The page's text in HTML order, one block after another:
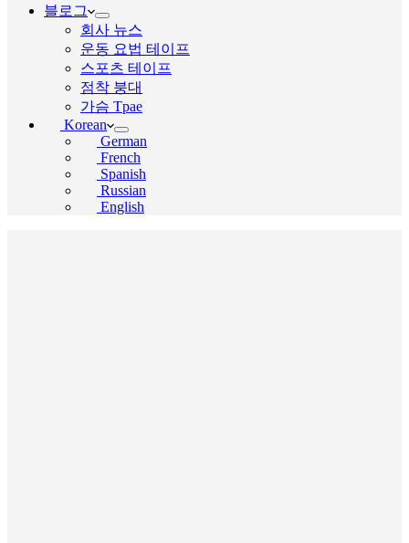
블로그
회사 뉴스
운동 요법 테이프
스포츠 테이프
점착 붕대
가슴 Tpae
Korean
German
French
Spanish
Russian
English